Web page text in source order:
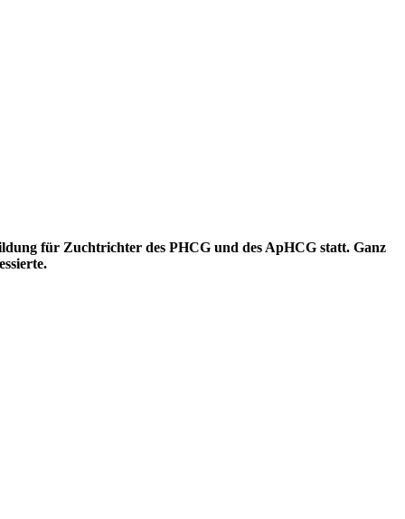
für Zuchtrichter des PHCG und des ApHCG statt. Ganz